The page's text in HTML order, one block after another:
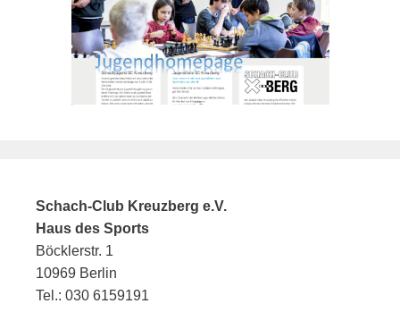
Schach-Club Kreuzberg e.V.
Haus des Sports
Böcklerstr. 1
10969 Berlin
Tel.: 030 6159191